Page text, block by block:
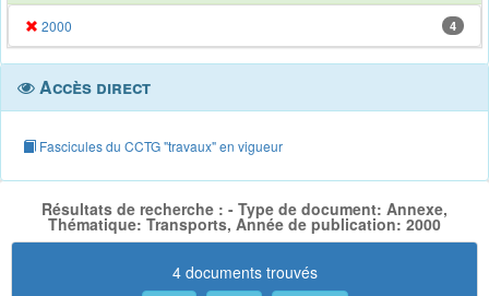
2000 4
Accès direct
Fascicules du CCTG "travaux" en vigueur
Résultats de recherche : - Type de document: Annexe,
Thématique: Transports, Année de publication: 2000
4 documents trouvés